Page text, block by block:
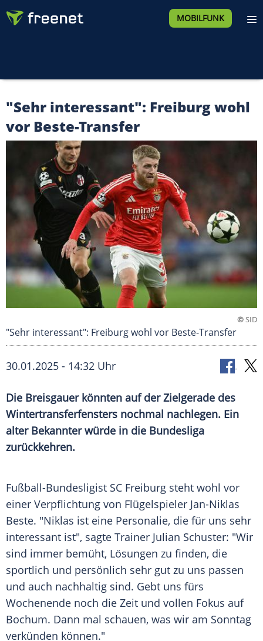
MOBILFUNK
"Sehr interessant": Freiburg wohl
vor Beste-Transfer
©SID
"Sehr interessant": Freiburg wohl vor Beste-Transfer
30.01.2025 - 14:32 Uhr
Die Breisgauer könnten auf der Zielgerade des
Wintertransferfensters nochmal nachlegen. Ein
alter Bekannter würde in die Bundesliga
zurückkehren.
Fußball-Bundesligist SC Freiburg steht wohl vor
einer Verpflichtung von Flügelspieler Jan-Niklas
Beste. "Niklas ist eine Personalie, die für uns sehr
interessant ist", sagte Trainer Julian Schuster: "Wir
sind immer bemüht, Lösungen zu finden, die
sportlich und persönlich sehr gut zu uns passen
und auch nachhaltig sind. Gebt uns fürs
Wochenende noch die Zeit und vollen Fokus auf
Bochum. Dann mal schauen, was wir am Sonntag
verkünden können."